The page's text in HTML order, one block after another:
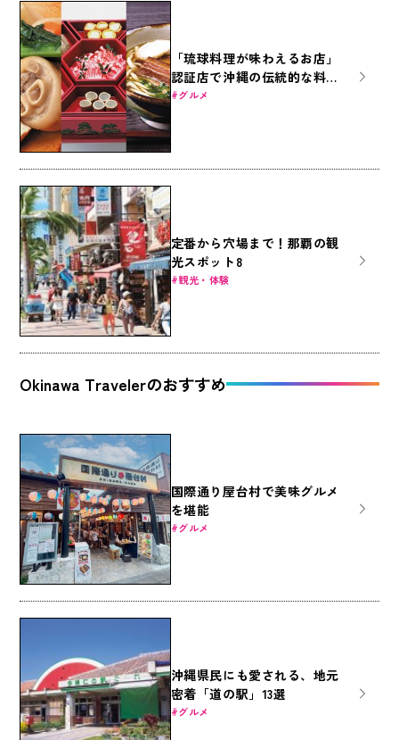
「琉球料理が味わえるお店」
認証店で沖縄の伝統的な料理
を楽しもう
グルメ
定番から穴場まで！那覇の観
光スポット8
観光・体験
Okinawa Travelerのおすすめ
国際通り屋台村で美味グルメ
を堪能
グルメ
沖縄県民にも愛される、地元
密着「道の駅」13選
グルメ